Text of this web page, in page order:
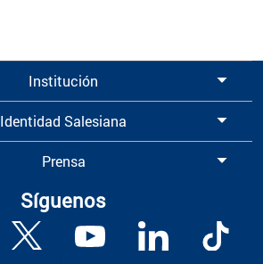
Institución
Identidad Salesiana
Prensa
Síguenos